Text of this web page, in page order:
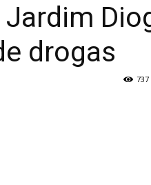
drogas
737